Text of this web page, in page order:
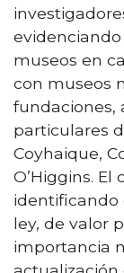
museos en
con museos
fundaciones,
particulares
Coyhaique,
O’Higgins.
identificando
ley, de valor
importancia